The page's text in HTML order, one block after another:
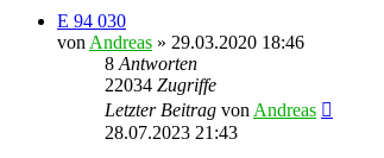
E 94 030
von Andreas » 29.03.2020 18:46
8 Antworten
22034 Zugriffe
Letzter Beitrag von Andreas
28.07.2023 21:43